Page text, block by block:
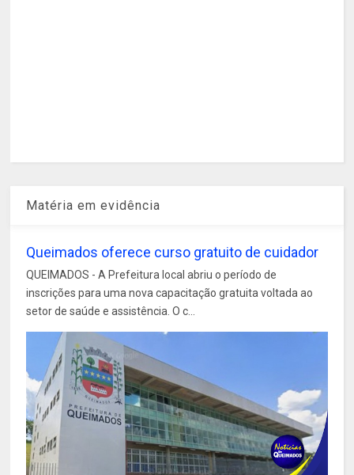
Matéria em evidência
Queimados oferece curso gratuito de cuidador
QUEIMADOS - A Prefeitura local abriu o período de
inscrições para uma nova capacitação gratuita voltada ao
setor de saúde e assistência. O c...